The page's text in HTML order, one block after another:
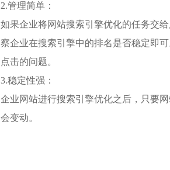
2.管理简单：
如果企业将网站搜索引擎优化的任务交
察企业在搜索引擎中的排名是否稳定即
点击的问题。
3.稳定性强：
企业网站进行搜索引擎优化之后，只要
会变动。